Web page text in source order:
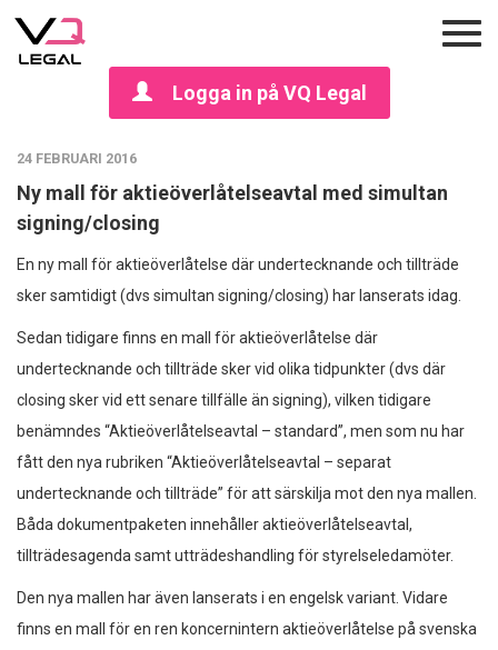
Logga in på VQ Legal
24 FEBRUARI 2016
Ny mall för aktieöverlåtelseavtal med simultan
signing/closing
En ny mall för aktieöverlåtelse där undertecknande och tillträde
sker samtidigt (dvs simultan signing/closing) har lanserats idag.
Sedan tidigare finns en mall för aktieöverlåtelse där
undertecknande och tillträde sker vid olika tidpunkter (dvs där
closing sker vid ett senare tillfälle än signing), vilken tidigare
benämndes “Aktieöverlåtelseavtal – standard”, men som nu har
fått den nya rubriken “Aktieöverlåtelseavtal – separat
undertecknande och tillträde” för att särskilja mot den nya mallen.
Båda dokumentpaketen innehåller aktieöverlåtelseavtal,
tillträdesagenda samt utträdeshandling för styrelseledamöter.
Den nya mallen har även lanserats i en engelsk variant. Vidare
finns en mall för en ren koncernintern aktieöverlåtelse på svenska